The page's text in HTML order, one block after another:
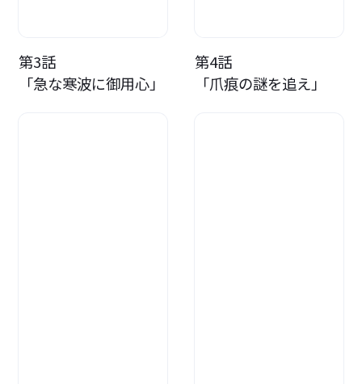
第3話
「急な寒波に御用心」
第4話
「爪痕の謎を追え」